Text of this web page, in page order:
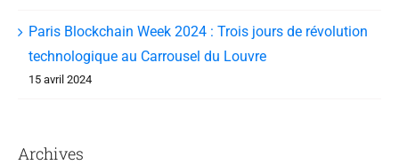
Paris Blockchain Week 2024 : Trois jours de révolution
technologique au Carrousel du Louvre
15 avril 2024
Archives